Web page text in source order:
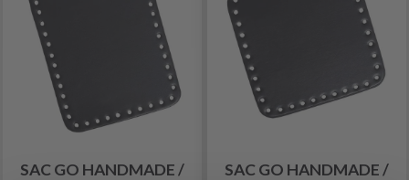
SAC GO HANDMADE /
SAC GO HANDMADE /